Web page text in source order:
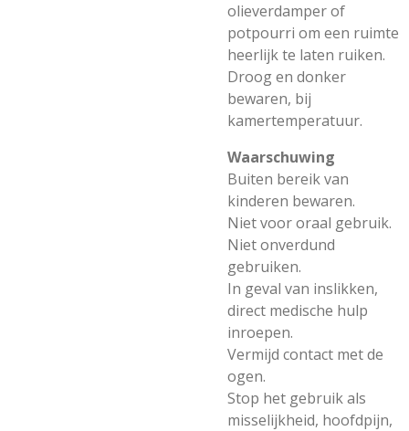
olieverdamper of
potpourri om een ruimte
heerlijk te laten ruiken.
Droog en donker
bewaren, bij
kamertemperatuur.
Waarschuwing
Buiten bereik van
kinderen bewaren.
Niet voor oraal gebruik.
Niet onverdund
gebruiken.
In geval van inslikken,
direct medische hulp
inroepen.
Vermijd contact met de
ogen.
Stop het gebruik als
misselijkheid, hoofdpijn,